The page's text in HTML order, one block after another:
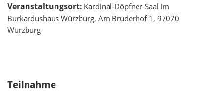
Veranstaltungsort: Kardinal-Döpfner-Saal im
Burkardushaus Würzburg, Am Bruderhof 1, 97070
Würzburg
Teilnahme